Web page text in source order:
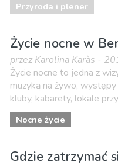
Przyroda i plener
Życie nocne w
przez Karolina Karàs -
Życie nocne to jedna z
muzyką na żywo,
kluby, kabarety, lokale
Nocne życie
Gdzie zatrzymać